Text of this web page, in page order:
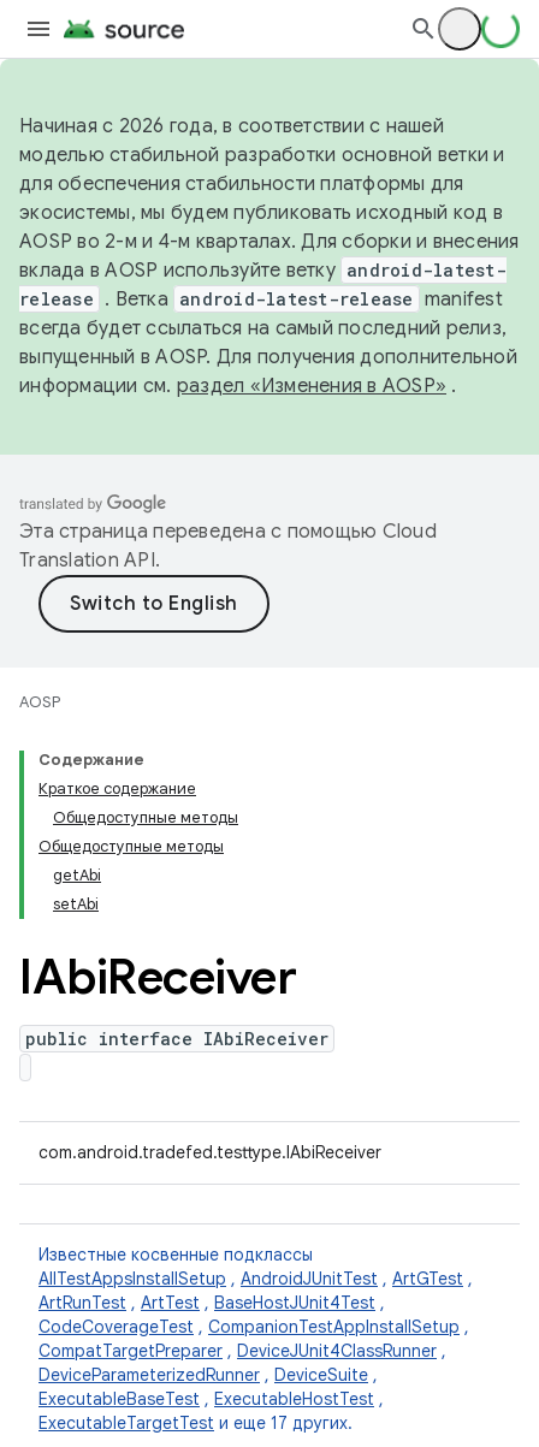
Начиная с 2026 года, в соответствии с нашей
моделью стабильной разработки основной ветки и
для обеспечения стабильности платформы для
экосистемы, мы будем публиковать исходный код в
AOSP во 2-м и 4-м кварталах. Для сборки и внесения
вклада в AOSP используйте ветку android-latest-
release . Ветка android-latest-release manifest
всегда будет ссылаться на самый последний релиз,
выпущенный в AOSP. Для получения дополнительной
информации см. раздел «Изменения в AOSP» .
Эта страница переведена с помощью Cloud
Translation API.
AOSP
Содержание
Краткое содержание
Общедоступные методы
Общедоступные методы
getAbi
setAbi
IAbiReceiver
public interface IAbiReceiver
com.android.tradefed.testtype.IAbiReceiver
Известные косвенные подклассы
AllTestAppsInstallSetup , AndroidJUnitTest , ArtGTest ,
ArtRunTest , ArtTest , BaseHostJUnit4Test ,
CodeCoverageTest , CompanionTestAppInstallSetup ,
CompatTargetPreparer , DeviceJUnit4ClassRunner ,
DeviceParameterizedRunner , DeviceSuite ,
ExecutableBaseTest , ExecutableHostTest ,
ExecutableTargetTest и еще 17 других.